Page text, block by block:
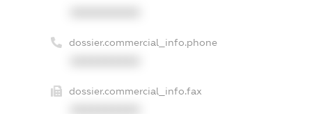
dossier.commercial_info.phone
dossier.commercial_info.fax